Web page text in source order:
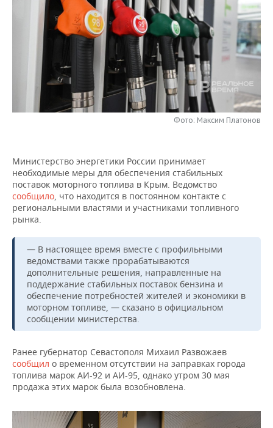
НЕФТЕХИМИЯ
НЕФТЬ
ЭНЕРГЕТИКА
РОЗНИЧНАЯ ТОРГОВЛЯ
ТРАНСПОРТ
УСЛУГИ
НОВОСТИ ТЕХНОЛОГИЙ
МЕДИА
ТЕЛЕКОММУНИКАЦИИ
МЕРОПРИЯТИЯ
НОВОСТИ МЕРОПРИЯТИЙ
ВЫЕЗДНАЯ РЕДАКЦИЯ
БИЗНЕС-БРАНЧИ
ОТКРЫТАЯ ЛЕКЦИЯ
СПОРТ
НОВОСТИ СПОРТА
ФУТБОЛ
БАСКЕТБОЛ
ВОЛЕЙБОЛ
КИБЕРСПОРТ
ФИГУРНОЕ КАТАНИЕ
ВОДНЫЕ ВИДЫ СПОРТА
ХОККЕЙ С МЯЧОМ
ОБЩЕСТВО
НОВОСТИ ОБЩЕСТВА
ИНФРАСТРУКТУРА
ИСТОРИЯ
КУЛЬТУРА
МЕДИЦИНА
ОБРАЗОВАНИЕ
ПРОИСШЕСТВИЯ
ФОТОГАЛЕРЕЯ
СПРАВОЧНИК
СПИСОК ПЕРСОН
СПИСОК КОМПАНИЙ
ПОЛНАЯ ВЕРСИЯ
Фото: Максим Платонов
Министерство энергетики России принимает
необходимые меры для обеспечения стабильных
поставок моторного топлива в Крым. Ведомство
сообщило, что находится в постоянном контакте с
региональными властями и участниками топливного
рынка.
— В настоящее время вместе с профильными
ведомствами также прорабатываются
дополнительные решения, направленные на
поддержание стабильных поставок бензина и
обеспечение потребностей жителей и экономики в
моторном топливе, — сказано в официальном
сообщении министерства.
Ранее губернатор Севастополя Михаил Развожаев
сообщил о временном отсутствии на заправках города
топлива марок АИ-92 и АИ-95, однако утром 30 мая
продажа этих марок была возобновлена.